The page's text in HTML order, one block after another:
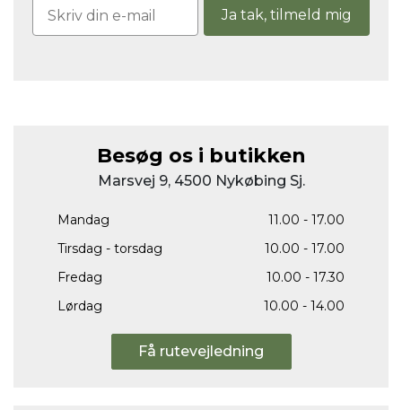
Ja tak, tilmeld mig
Besøg os i butikken
Marsvej 9, 4500 Nykøbing Sj.
Mandag
11.00 - 17.00
Tirsdag - torsdag
10.00 - 17.00
Fredag
10.00 - 17.30
Lørdag
10.00 - 14.00
Få rutevejledning